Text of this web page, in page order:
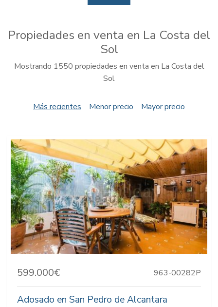
Propiedades en venta en La Costa del
Sol
Mostrando 1550 propiedades en venta en La Costa del
Sol
Más recientes Menor precio Mayor precio
599.000€ 963-00282P
Adosado en San Pedro de Alcantara